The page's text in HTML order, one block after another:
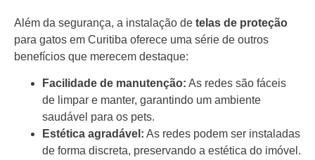
Além da segurança, a instalação de telas de proteção
para gatos em Curitiba oferece uma série de outros
benefícios que merecem destaque:
Facilidade de manutenção: As redes são fáceis
de limpar e manter, garantindo um ambiente
saudável para os pets.
Estética agradável: As redes podem ser instaladas
de forma discreta, preservando a estética do imóvel.